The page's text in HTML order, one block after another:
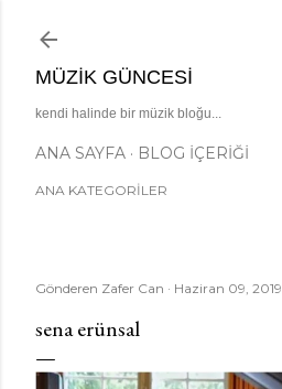
MÜZIK GÜNCESI
kendi halinde bir müzik bloğu...
ANA SAYFA BLOG İÇERIĞI
ANA KATEGORİLER
Gönderen Zafer Can Haziran 09, 2019
sena erünsal